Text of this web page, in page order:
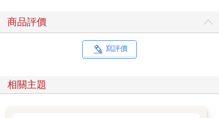
商品評價
寫評價
相關主題